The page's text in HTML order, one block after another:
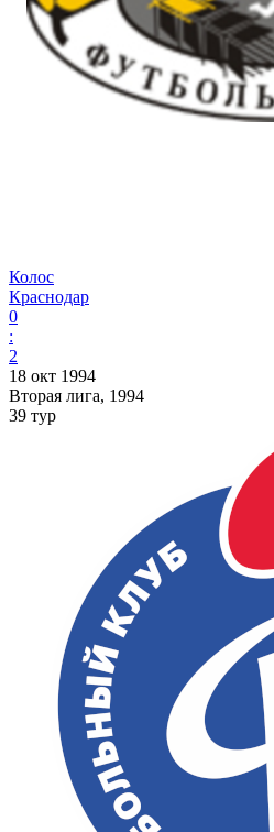
Колос
Краснодар
0
:
2
18 окт 1994
Вторая лига, 1994
39 тур